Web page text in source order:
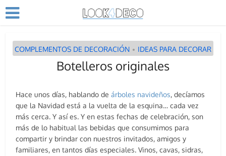
COMPLEMENTOS DE DECORACIÓN • IDEAS PARA DECORAR
Botelleros originales
Hace unos días, hablando deárboles navideños, decíamos
que la Navidad está a la vuelta de la esquina… cada vez
más cerca. Y así es. Y en estas fechas de celebración, son
más de lo habitual las bebidas que consumimos para
compartir y brindar con nuestros invitados, amigos y
familiares, en tantos días especiales. Vinos, cavas, sidras,